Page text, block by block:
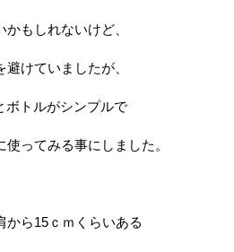
もしれないけど、
けていましたが、
ボトルがシンプルで
ってみる事にしました。
から15ｃｍくらいある